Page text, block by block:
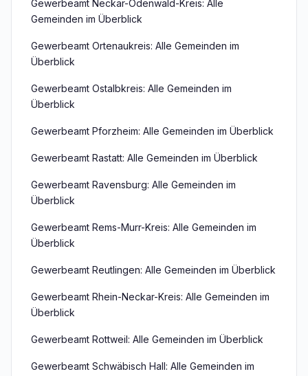
Gewerbeamt Neckar-Odenwald-Kreis: Alle
Gemeinden im Überblick
Gewerbeamt Ortenaukreis: Alle Gemeinden im
Überblick
Gewerbeamt Ostalbkreis: Alle Gemeinden im
Überblick
Gewerbeamt Pforzheim: Alle Gemeinden im Überblick
Gewerbeamt Rastatt: Alle Gemeinden im Überblick
Gewerbeamt Ravensburg: Alle Gemeinden im
Überblick
Gewerbeamt Rems-Murr-Kreis: Alle Gemeinden im
Überblick
Gewerbeamt Reutlingen: Alle Gemeinden im Überblick
Gewerbeamt Rhein-Neckar-Kreis: Alle Gemeinden im
Überblick
Gewerbeamt Rottweil: Alle Gemeinden im Überblick
Gewerbeamt Schwäbisch Hall: Alle Gemeinden im